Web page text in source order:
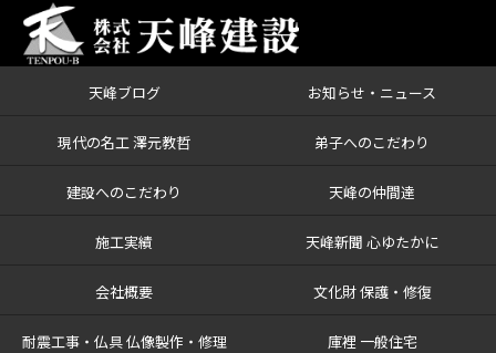
天峰ブログ お知らせ・ニュース
現代の名工 澤元教哲 弟子へのこだわり
建設へのこだわり 天峰の仲間達
施工実績 天峰新聞 心ゆたかに
会社概要 文化財 保護・修復
耐震工事・仏具 仏像製作・修理 庫裡 一般住宅
ブログ 鬼板木型の製作中